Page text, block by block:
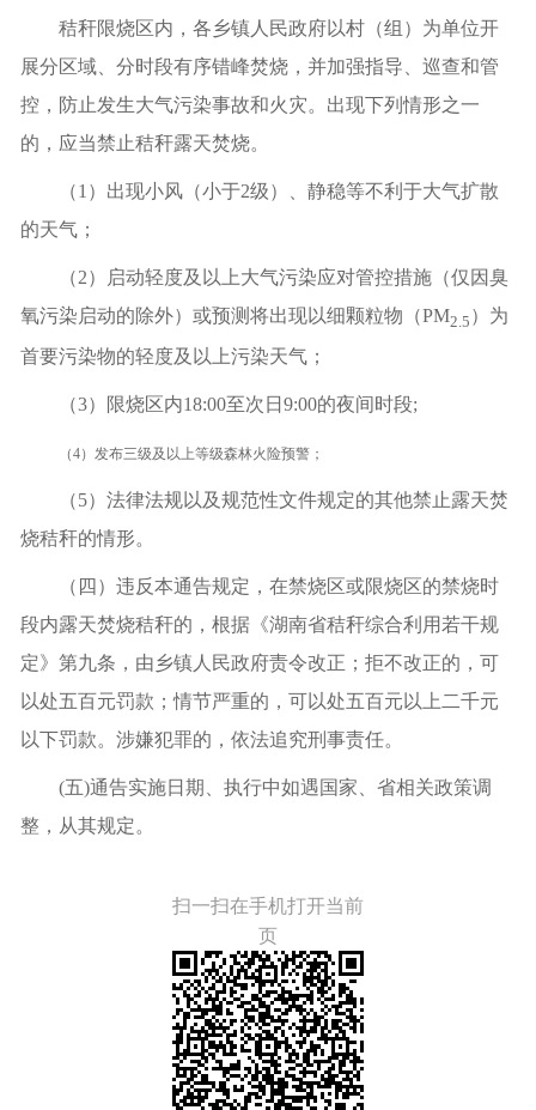
秸秆限烧区内，各乡镇人民政府以村（组）为单位开
展分区域、分时段有序错峰焚烧，并加强指导、巡查和管
控，防止发生大气污染事故和火灾。出现下列情形之一
的，应当禁止秸秆露天焚烧。
（1） 出现小风（小于2级）、静稳等不利于大气扩散
的天气；
（2）启动轻度及以上大气污染应对管控措施（仅因臭
氧污染启动的除外）或预测将出现以细颗粒物（PM2.5 ）为
首要污染物的轻度及以上污染天气；
（3） 限烧区内18:00至次日9:00的夜间时段;
（4） 发布三级及以上等级森林火险预警；
（5） 法律法规以及规范性文件规定的其他禁止露天焚
烧秸秆的情形。
（四） 违反本通告规定，在禁烧区或限烧区的禁烧时
段内露天焚烧秸秆的 ， 根据《湖南省秸秆综合利用若干规
定》第九条，由乡镇人民政府责令改正；拒不改正的，可
以处五百元罚款；情节严重的，可以处五百元以上二千元
以下罚款。涉嫌犯罪的， 依法追究刑事责任。
(五)通告实施日期、执行中如遇国家、省相关政策调
整，从其规定。
扫一扫在手机打开当前
页